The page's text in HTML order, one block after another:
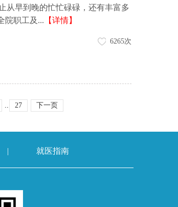
早到晚的忙忙碌碌，还有丰富多
院职工及... 【详情】
6265次
27 下一页
| 就医指南